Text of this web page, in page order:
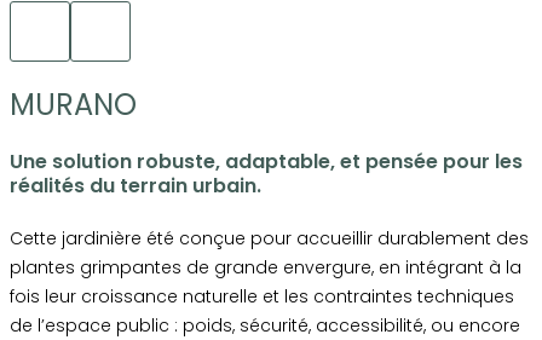
MURANO
Une solution robuste, adaptable, et pensée pour les
réalités du terrain urbain.
Cette jardinière été conçue pour accueillir durablement des
plantes grimpantes de grande envergure, en intégrant à la
fois leur croissance naturelle et les contraintes techniques
de l’espace public : poids, sécurité, accessibilité, ou encore